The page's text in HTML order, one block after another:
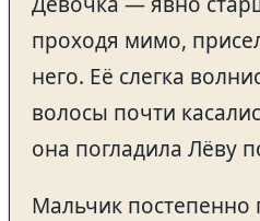
проходя мимо,
него. Её слегка
волосы почти
она погладила Лёву
Мальчик постепенно